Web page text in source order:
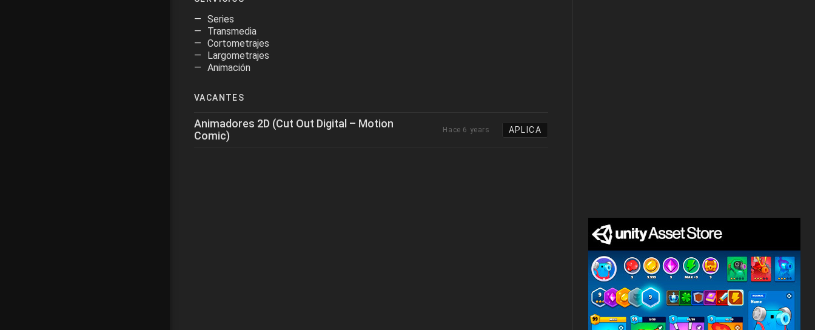
Series
Transmedia
Cortometrajes
Largometrajes
Animación
VACANTES
Animadores 2D (Cut Out Digital – Motion
Comic)
Hace 6 years APLICA